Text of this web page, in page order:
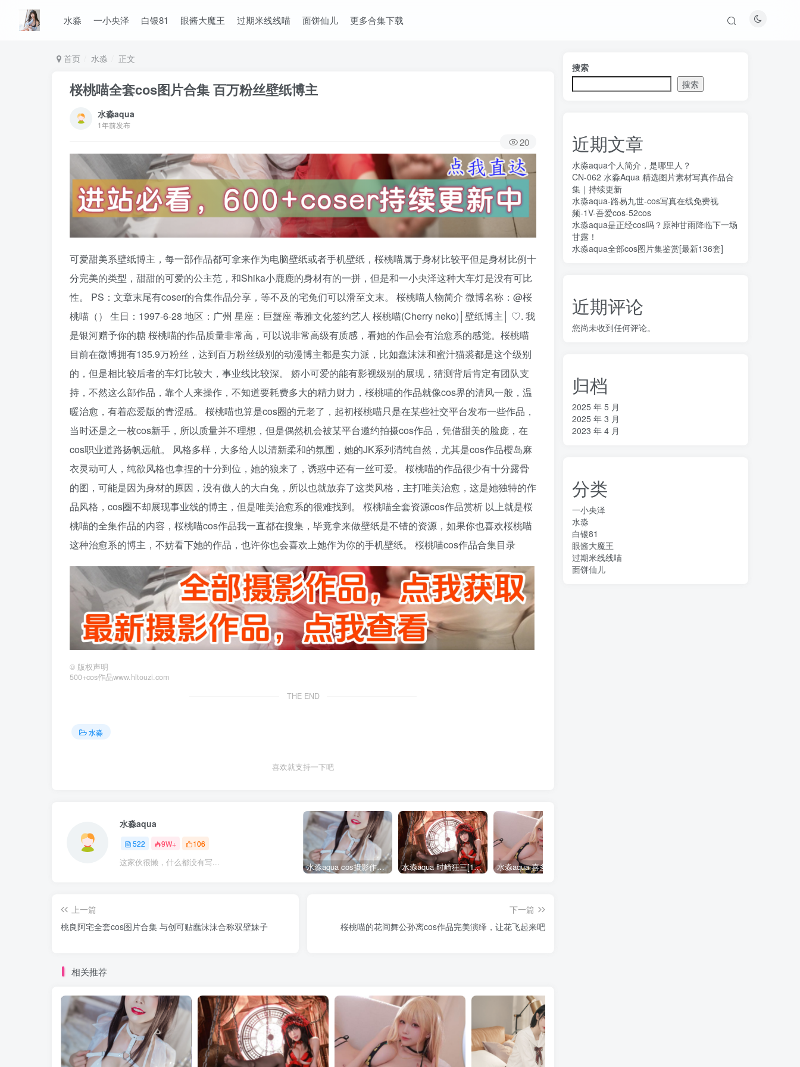
水淼 一小央泽 白银81 眼酱大魔王 过期米线线喵 面饼仙儿 更多合集下载
首页 水淼 正文
桜桃喵全套cos图片合集 百万粉丝壁纸博主
水淼aqua
1年前发布
20
可爱甜美系壁纸博主，每一部作品都可拿来作为电脑壁纸或者手机壁纸，桜桃喵属于身材比较平但是身材比例十
分完美的类型，甜甜的可爱的公主范，和Shika小鹿鹿的身材有的一拼，但是和一小央泽这种大车灯是没有可比
性。 PS：文章末尾有coser的合集作品分享，等不及的宅兔们可以滑至文末。 桜桃喵人物简介 微博名称：@桜
桃喵（） 生日：1997-6-28 地区：广州 星座：巨蟹座 蒂雅文化签约艺人 桜桃喵(Cherry neko)│壁纸博主│ ♡. 我
是银河赠予你的糖 桜桃喵的作品质量非常高，可以说非常高级有质感，看她的作品会有治愈系的感觉。桜桃喵
目前在微博拥有135.9万粉丝，达到百万粉丝级别的动漫博主都是实力派，比如蠢沫沫和蜜汁猫裘都是这个级别
的，但是相比较后者的车灯比较大，事业线比较深。 娇小可爱的能有影视级别的展现，猜测背后肯定有团队支
持，不然这么部作品，靠个人来操作，不知道要耗费多大的精力财力，桜桃喵的作品就像cos界的清风一般，温
暖治愈，有着恋爱版的青涩感。 桜桃喵也算是cos圈的元老了，起初桜桃喵只是在某些社交平台发布一些作品，
当时还是之一枚cos新手，所以质量并不理想，但是偶然机会被某平台邀约拍摄cos作品，凭借甜美的脸庞，在
cos职业道路扬帆远航。 风格多样，大多给人以清新柔和的氛围，她的JK系列清纯自然，尤其是cos作品樱岛麻
衣灵动可人，纯欲风格也拿捏的十分到位，她的狼来了，诱惑中还有一丝可爱。 桜桃喵的作品很少有十分露骨
的图，可能是因为身材的原因，没有傲人的大白兔，所以也就放弃了这类风格，主打唯美治愈，这是她独特的作
品风格，cos圈不却展现事业线的博主，但是唯美治愈系的很难找到。 桜桃喵全套资源cos作品赏析 以上就是桜
桃喵的全集作品的内容，桜桃喵cos作品我一直都在搜集，毕竟拿来做壁纸是不错的资源，如果你也喜欢桜桃喵
这种治愈系的博主，不妨看下她的作品，也许你也会喜欢上她作为你的手机壁纸。 桜桃喵cos作品合集目录
© 版权声明
500+cos作品www.hltouzi.com
THE END
水淼
喜欢就支持一下吧
水淼aqua
522 9W+ 106
这家伙很懒，什么都没有写... 水淼aqua cos摄影作品合集155套 水淼aqua 时崎狂三[109P-128MB]
上一篇
桃良阿宅全套cos图片合集 与创可贴蠢沫沫合称双壁妹子
下一篇
桜桃喵的花间舞公孙离cos作品完美演绎，让花飞起来吧
相关推荐
搜索
搜索
近期文章
水淼aqua个人简介，是哪里人？
CN-062 水淼Aqua 精选图片素材写真作品合
集｜持续更新
水淼aqua-路易九世-cos写真在线免费视
频-1V-吾爱cos-52cos
水淼aqua是正经cos吗？原神甘雨降临下一场
甘露！
水淼aqua全部cos图片集鉴赏[最新136套]
近期评论
您尚未收到任何评论。
归档
2025 年 5 月
2025 年 3 月
2023 年 4 月
分类
一小央泽
水淼
白银81
眼酱大魔王
过期米线线喵
面饼仙儿